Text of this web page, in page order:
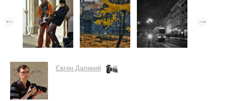
Євген Далекий